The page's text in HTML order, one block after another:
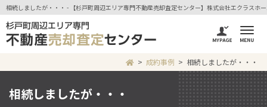
相続しましたが・・・ - 【杉戸町周辺エリア専門不動産売却査定センター】株式会社エクラスホ
成約事例 相続しましたが・・・
相続しましたが・・・